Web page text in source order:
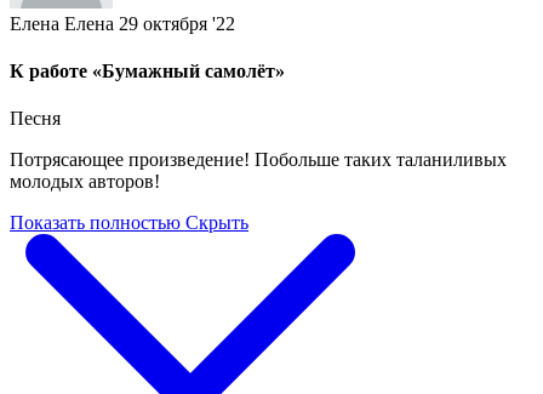
Елена Елена 29 октября '22
К работе «Бумажный самолёт»
Песня
Потрясающее произведение! Побольше таких таланиливых
молодых авторов!
Показать полностью Скрыть